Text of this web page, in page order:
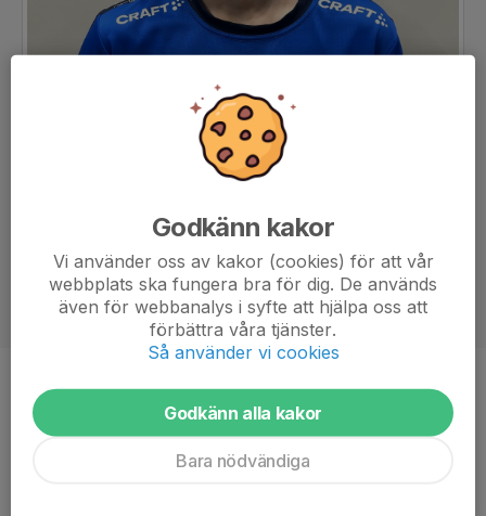
Ålder 14 år
Godkänn kakor
Vi använder oss av kakor (cookies) för att vår
webbplats ska fungera bra för dig. De används
även för webbanalys i syfte att hjälpa oss att
förbättra våra tjänster.
Så använder vi cookies
Godkänn alla kakor
Bara nödvändiga